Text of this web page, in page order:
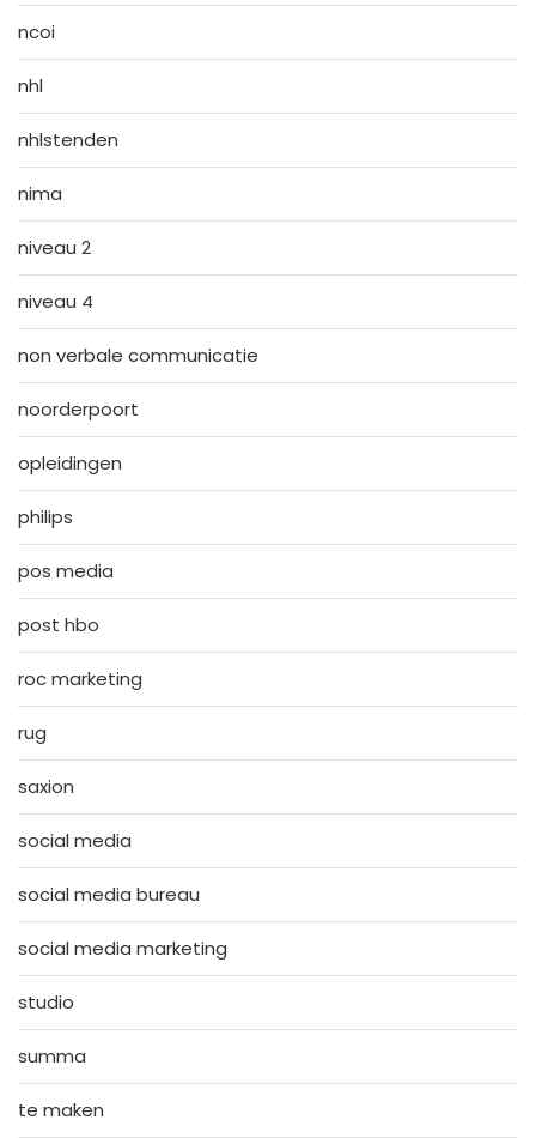
ncoi
nhl
nhlstenden
nima
niveau 2
niveau 4
non verbale communicatie
noorderpoort
opleidingen
philips
pos media
post hbo
roc marketing
rug
saxion
social media
social media bureau
social media marketing
studio
summa
te maken